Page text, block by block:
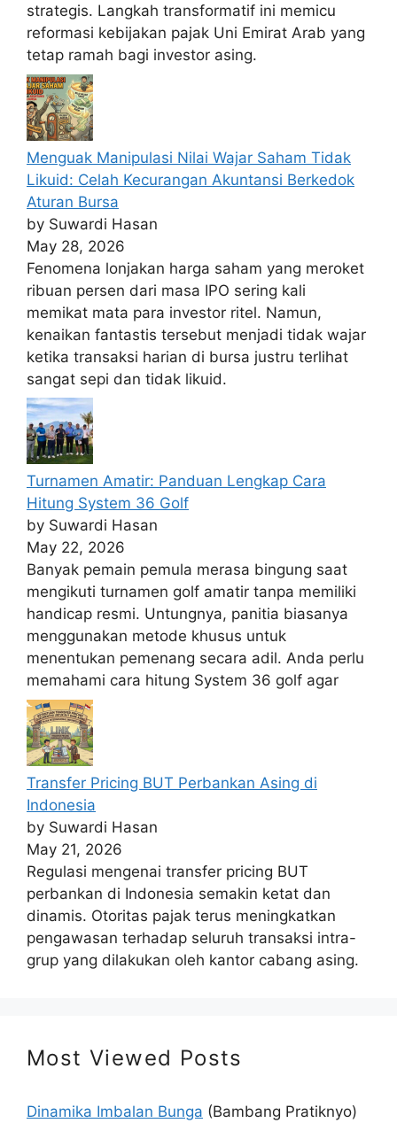
strategis. Langkah transformatif ini memicu
reformasi kebijakan pajak Uni Emirat Arab yang
tetap ramah bagi investor asing.
Menguak Manipulasi Nilai Wajar Saham Tidak
Likuid: Celah Kecurangan Akuntansi Berkedok
Aturan Bursa
by Suwardi Hasan
May 28, 2026
Fenomena lonjakan harga saham yang meroket
ribuan persen dari masa IPO sering kali
memikat mata para investor ritel. Namun,
kenaikan fantastis tersebut menjadi tidak wajar
ketika transaksi harian di bursa justru terlihat
sangat sepi dan tidak likuid.
Turnamen Amatir: Panduan Lengkap Cara
Hitung System 36 Golf
by Suwardi Hasan
May 22, 2026
Banyak pemain pemula merasa bingung saat
mengikuti turnamen golf amatir tanpa memiliki
handicap resmi. Untungnya, panitia biasanya
menggunakan metode khusus untuk
menentukan pemenang secara adil. Anda perlu
memahami cara hitung System 36 golf agar
Transfer Pricing BUT Perbankan Asing di
Indonesia
by Suwardi Hasan
May 21, 2026
Regulasi mengenai transfer pricing BUT
perbankan di Indonesia semakin ketat dan
dinamis. Otoritas pajak terus meningkatkan
pengawasan terhadap seluruh transaksi intra-
grup yang dilakukan oleh kantor cabang asing.
Most Viewed Posts
Dinamika Imbalan Bunga (Bambang Pratiknyo)